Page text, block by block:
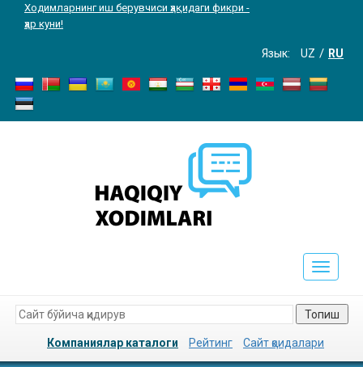
Ходимларнинг иш берувчиси ҳақидаги фикри -
ҳар куни!
Язык: UZ RU
Toggle
Топиш
Компаниялар каталоги Рейтинг Сайт қоидалари